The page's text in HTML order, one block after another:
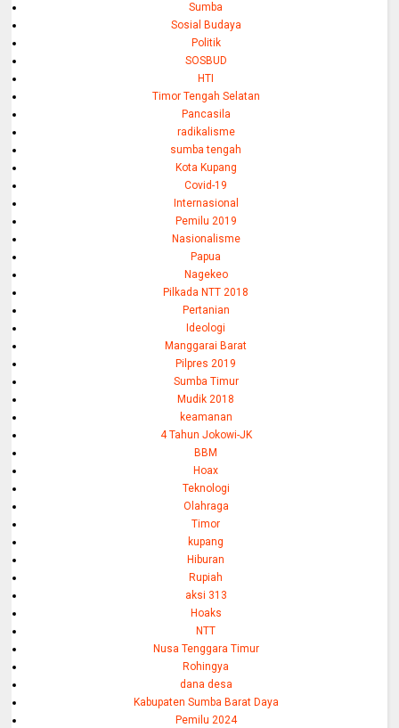
Sumba
Sosial Budaya
Politik
SOSBUD
HTI
Timor Tengah Selatan
Pancasila
radikalisme
sumba tengah
Kota Kupang
Covid-19
Internasional
Pemilu 2019
Nasionalisme
Papua
Nagekeo
Pilkada NTT 2018
Pertanian
Ideologi
Manggarai Barat
Pilpres 2019
Sumba Timur
Mudik 2018
keamanan
4 Tahun Jokowi-JK
BBM
Hoax
Teknologi
Olahraga
Timor
kupang
Hiburan
Rupiah
aksi 313
Hoaks
NTT
Nusa Tenggara Timur
Rohingya
dana desa
Kabupaten Sumba Barat Daya
Pemilu 2024